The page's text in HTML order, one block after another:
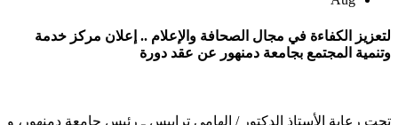
لتعزيز الكفاءة في مجال الصحافة والإعلام .. إعلان مركز خدمة
وتنمية المجتمع بجامعة دمنهور عن عقد دورة
تحت رعاية الأستاذ الدكتور / إلهامي ترابيس ـ رئيس جامعة دمنهور، و